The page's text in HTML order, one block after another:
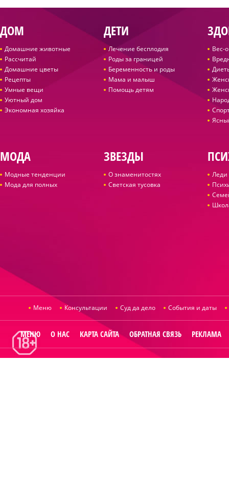
ДОМ
Домашние животные
Рассчитай
Домашние цветы
Рецепты
Умные вещи
Уютный дом
Экономная хозяйка
ДЕТИ
Лечение бесплодия
Роды за границей
Беременность и роды
Мама и малыш
Помощь детям
Вес-
МОДА
Модные тенденции
Мода для полных
ЗВЕЗДЫ
О знаменитостях
Светская тусовка
Леди
Меню Консультации Суд да дело События и даты
МЕНЮ О НАС КАРТА САЙТА ОБРАТНАЯ СВЯЗЬ РЕКЛАМА